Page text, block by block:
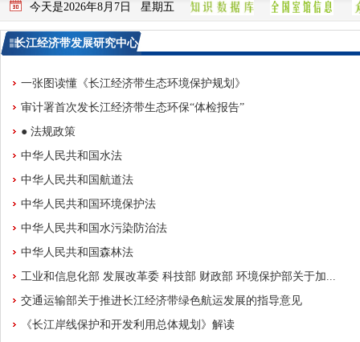
今天是2026年8月7日 星期五
长江经济带发展研究中心
一张图读懂《长江经济带生态环境保护规划》
审计署首次发长江经济带生态环保“体检报告”
● 法规政策
中华人民共和国水法
中华人民共和国航道法
中华人民共和国环境保护法
中华人民共和国水污染防治法
中华人民共和国森林法
工业和信息化部 发展改革委 科技部 财政部 环境保护部关于加...
交通运输部关于推进长江经济带绿色航运发展的指导意见
《长江岸线保护和开发利用总体规划》解读